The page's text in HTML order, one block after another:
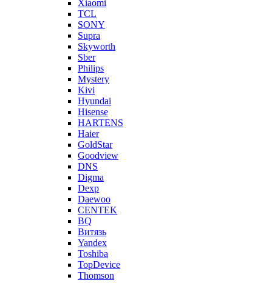
Xiaomi
TCL
SONY
Supra
Skyworth
Sber
Philips
Mystery
Kivi
Hyundai
Hisense
HARTENS
Haier
GoldStar
Goodview
DNS
Digma
Dexp
Daewoo
CENTEK
BQ
Витязь
Yandex
Toshiba
TopDevice
Thomson